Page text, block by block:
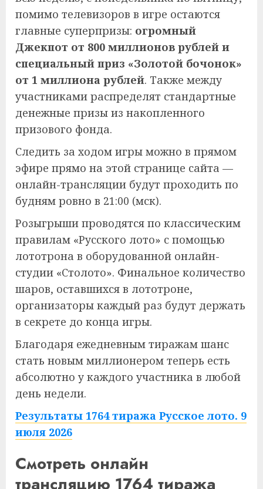
помимо телевизоров в игре остаются
главные суперпризы: огромный
Джекпот от 800 миллионов рублей и
специальный приз «Золотой бочонок»
от 1 миллиона рублей. Также между
участниками распределят стандартные
денежные призы из накопленного
призового фонда.
Следить за ходом игры можно в прямом
эфире прямо на этой странице сайта —
онлайн-трансляции будут проходить по
будням ровно в 21:00 (мск).
Розыгрыши проводятся по классическим
правилам «Русского лото» с помощью
лототрона в оборудованной онлайн-
студии «Столото». Финальное количество
шаров, оставшихся в лототроне,
организаторы каждый раз будут держать
в секрете до конца игры.
Благодаря ежедневным тиражам шанс
стать новым миллионером теперь есть
абсолютно у каждого участника в любой
день недели.
Результаты 1764 тиража Русское лото. 9
июля 2026
Смотреть онлайн
трансляцию 1764 тиража